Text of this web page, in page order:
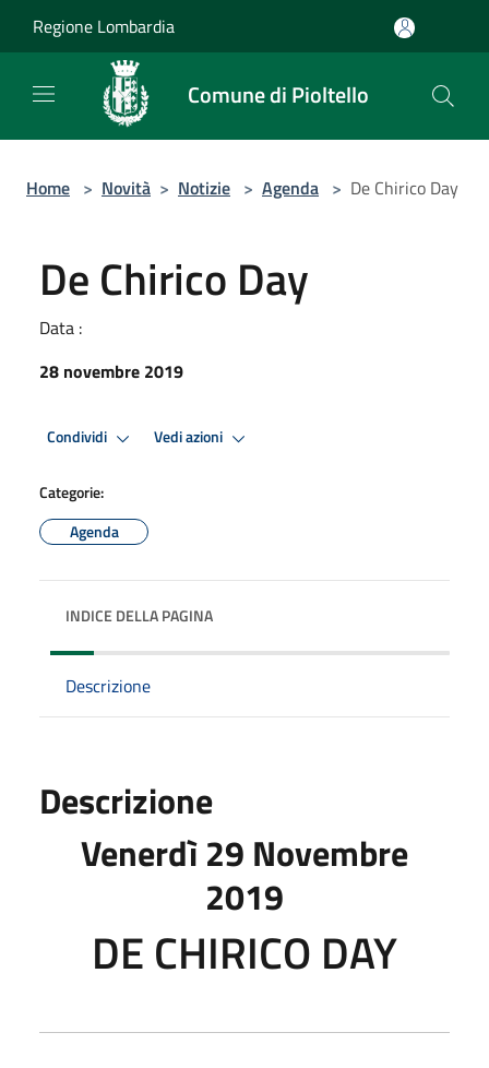
Regione Lombardia
Comune di Pioltello
Home > Novità > Notizie > Agenda > De Chirico Day
De Chirico Day
Data :
28 novembre 2019
Condividi Vedi azioni
Categorie:
Agenda
INDICE DELLA PAGINA
Descrizione
Descrizione
Venerdì 29 Novembre
2019
DE CHIRICO DAY